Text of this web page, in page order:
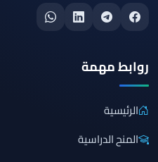
روابط مهمة
الرئيسية
المنح الدراسية